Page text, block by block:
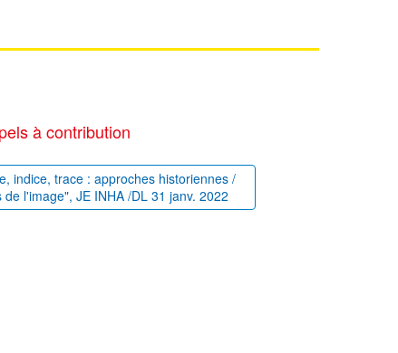
à contribution
indice, trace : approches historiennes /
l'image", JE INHA /DL 31 janv. 2022